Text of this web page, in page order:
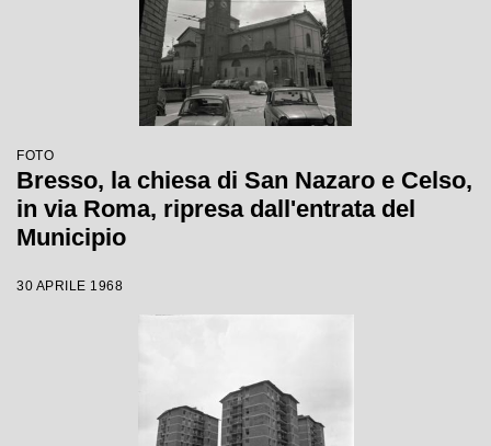
FOTO
Bresso, la chiesa di San Nazaro e Celso,
in via Roma, ripresa dall'entrata del
Municipio
30 APRILE 1968